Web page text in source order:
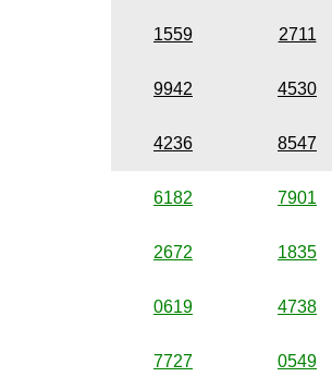
1559 2711
9942 4530
4236 8547
6182 7901
2672 1835
0619 4738
7727 0549